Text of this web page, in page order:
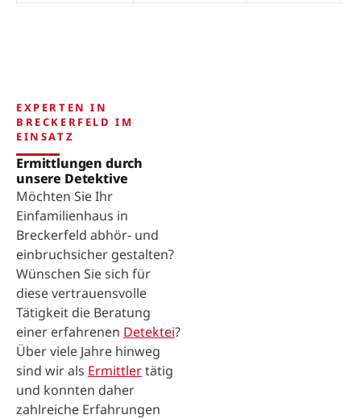
EXPERTEN IN
BRECKERFELD IM
EINSATZ
Ermittlungen durch
unsere Detektive
Möchten Sie Ihr
Einfamilienhaus in
Breckerfeld abhör- und
einbruchsicher gestalten?
Wünschen Sie sich für
diese vertrauensvolle
Tätigkeit die Beratung
einer erfahrenen Detektei?
Über viele Jahre hinweg
sind wir als Ermittlertätig
und konnten daher
zahlreiche Erfahrungen